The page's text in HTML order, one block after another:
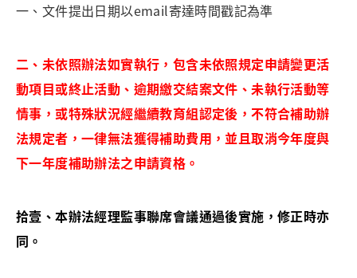
一、文件提出日期以email寄達時間戳記為準
二、未依照辦法如實執行，包含未依照規定申請變更活
動項目或終止活動、逾期繳交結案文件、未執行活動等
情事，或特殊狀況經繼續教育組認定後，不符合補助辦
法規定者，一律無法獲得補助費用，並且取消今年度與
下一年度補助辦法之申請資格。
拾壹、本辦法經理監事聯席會議通過後實施，修正時亦
同。